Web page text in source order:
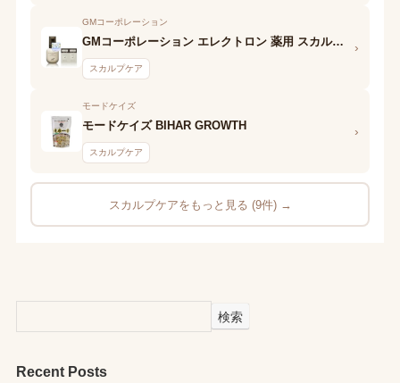
GMコーポレーション
GMコーポレーション エレクトロン 薬用 スカルプエッセンス ファム
スカルプケア
›
モードケイズ
モードケイズ BIHAR GROWTH
スカルプケア
›
スカルプケアをもっと見る (9件) →
検索
Recent Posts